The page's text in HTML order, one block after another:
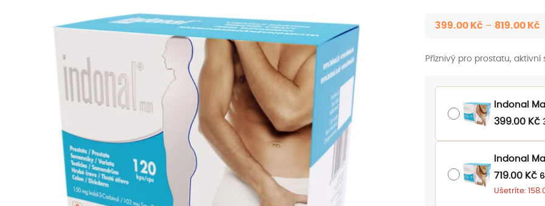
na základě
399.00 Kč – 819.00 Kč
Příznivý pro prostatu,
Indonal
399.00 Kč
Indonal
719.00 Kč
Ušetríte: